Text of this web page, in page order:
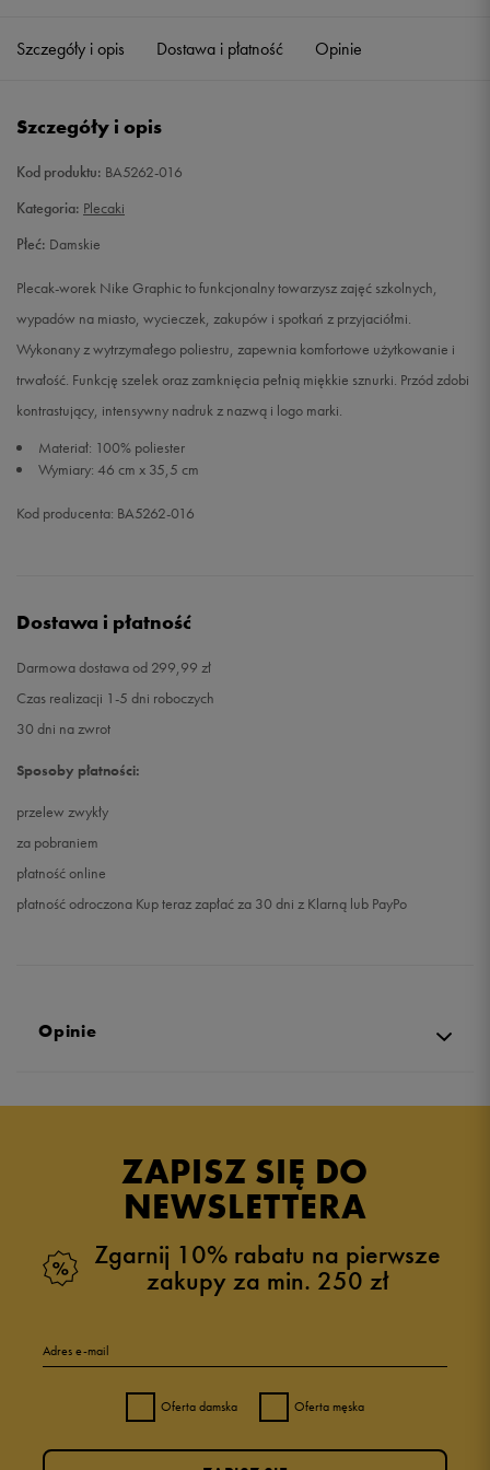
Szczegóły i opis Dostawa i płatność Opinie
Szczegóły i opis
Kod produktu: BA5262-016
Kategoria: Plecaki
Płeć: Damskie
Plecak-worek Nike Graphic to funkcjonalny towarzysz zajęć szkolnych,
wypadów na miasto, wycieczek, zakupów i spotkań z przyjaciółmi.
Wykonany z wytrzymałego poliestru, zapewnia komfortowe użytkowanie i
trwałość. Funkcję szelek oraz zamknięcia pełnią miękkie sznurki. Przód zdobi
kontrastujący, intensywny nadruk z nazwą i logo marki.
Materiał: 100% poliester
Wymiary: 46 cm x 35,5 cm
Kod producenta: BA5262-016
Dostawa i płatność
Darmowa dostawa od 299,99 zł
Czas realizacji 1-5 dni roboczych
30 dni na zwrot
Sposoby płatności:
przelew zwykły
za pobraniem
płatność online
płatność odroczona Kup teraz zapłać za 30 dni z Klarną lub PayPo
Opinie
5.0
zebranych i zweryfikowanych przez
4 0%
ZAPISZ SIĘ DO
NEWSLETTERA
Zgarnij 10% rabatu na pierwsze
zakupy za min. 250 zł
Adres e-mail
Oferta damska Oferta męska